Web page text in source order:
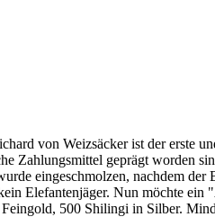
von Weizsäcker ist der erste
Zahlungsmittel geprägt worden
eingeschmolzen, nachdem
Elefantenjäger. Nun möchte
500 Shilingi in Silber.